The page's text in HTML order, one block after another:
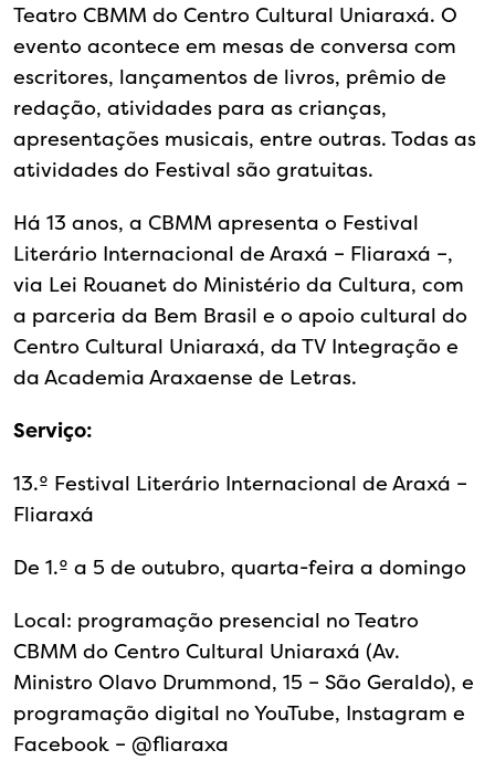
Teatro CBMM do Centro Cultural Uniaraxá. O
evento acontece em mesas de conversa com
escritores, lançamentos de livros, prêmio de
redação, atividades para as crianças,
apresentações musicais, entre outras. Todas as
atividades do Festival são gratuitas.
Há 13 anos, a CBMM apresenta o Festival
Literário Internacional de Araxá – Fliaraxá –,
via Lei Rouanet do Ministério da Cultura, com
a parceria da Bem Brasil e o apoio cultural do
Centro Cultural Uniaraxá, da TV Integração e
da Academia Araxaense de Letras.
Serviço:
13.º Festival Literário Internacional de Araxá –
Fliaraxá
De 1.º a 5 de outubro, quarta-feira a domingo
Local: programação presencial no Teatro
CBMM do Centro Cultural Uniaraxá (Av.
Ministro Olavo Drummond, 15 – São Geraldo), e
programação digital no YouTube, Instagram e
Facebook – @‌fliaraxa